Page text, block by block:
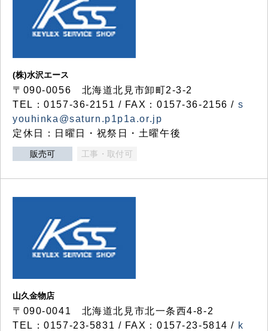
(株)水沢エース
〒090-0056 北海道北見市卸町2-3-2
TEL：0157-36-2151 / FAX：0157-36-2156 / s
youhinka@saturn.p1p1a.or.jp
定休日：日曜日・祝祭日・土曜午後
販売可 工事・取付可
山久金物店
〒090-0041 北海道北見市北一条西4-8-2
TEL：0157-23-5831 / FAX：0157-23-5814 / k